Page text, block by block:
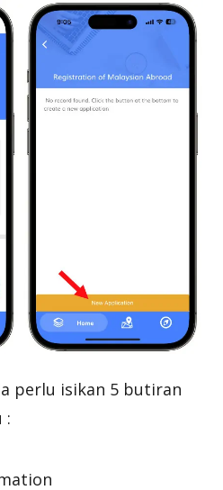
perlu isikan 5 butiran
: